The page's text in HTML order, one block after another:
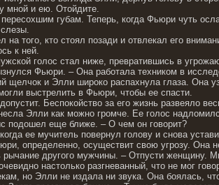
мной и ею. Отойдите.
губам. Теперь, когда Фьюри чуть
на того, кто стоял позади и отвлекал его
к ней.
голос стал ниже, превратившись в
Фьюри. – Она работала техником в
щелчок и Элли широко распахнула глаза. Она
выстрелить в Фьюри, чтобы ее спасти.
Беспокойство за его жизнь развеяло
Элли как можно громче. Ее голос
подошел еще ближе. – О чем он говорит?
ее мучитель повернул голову и снова
определенно, осуществит свою угрозу. Она
другого мужчины. – Отпусти женщину.
настолько разгневанный, что не мог
но Элли не издала ни звука. Она боялась,